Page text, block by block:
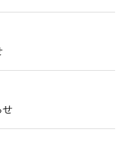
せ